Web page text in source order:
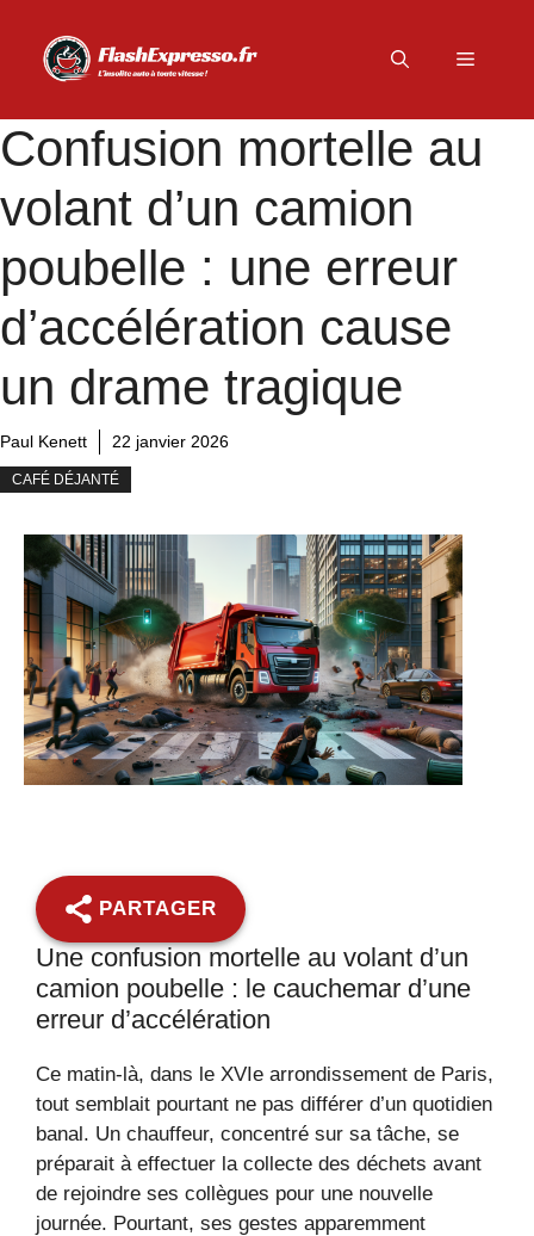
contenu
Menu
Confusion mortelle au
volant d’un camion
poubelle : une erreur
d’accélération cause
un drame tragique
Paul Kenett 22 janvier 2026
CAFÉ DÉJANTÉ
PARTAGER
Une confusion mortelle au volant d’un
camion poubelle : le cauchemar d’une
erreur d’accélération
Ce matin-là, dans le XVIe arrondissement de Paris,
tout semblait pourtant ne pas différer d’un quotidien
banal. Un chauffeur, concentré sur sa tâche, se
préparait à effectuer la collecte des déchets avant
de rejoindre ses collègues pour une nouvelle
journée. Pourtant, ses gestes apparemment